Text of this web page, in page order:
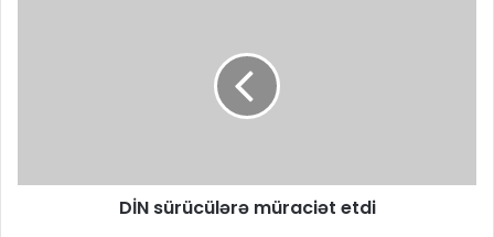
DİN sürücülərə müraciət etdi